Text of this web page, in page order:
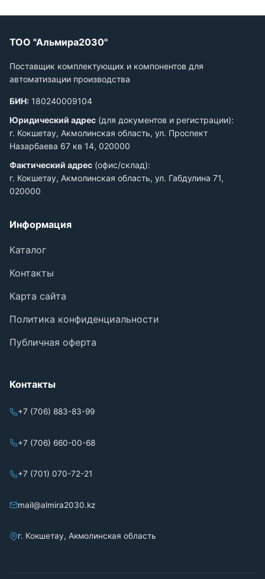
ТОО "Альмира2030"
Поставщик комплектующих и компонентов для
автоматизации производства
БИН: 180240009104
Юридический адрес (для документов и регистрации):
г. Кокшетау, Акмолинская область, ул. Проспект
Назарбаева 67 кв 14, 020000
Фактический адрес (офис/склад):
г. Кокшетау, Акмолинская область, ул. Габдулина 71,
020000
Информация
Каталог
Контакты
Карта сайта
Политика конфиденциальности
Публичная оферта
Контакты
+7 (706) 883-83-99
+7 (706) 660-00-68
+7 (701) 070-72-21
mail@almira2030.kz
г. Кокшетау, Акмолинская область